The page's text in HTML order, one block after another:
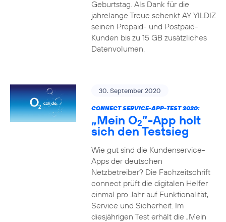
Geburtstag. Als Dank für die
jahrelange Treue schenkt AY YILDIZ
seinen Prepaid- und Postpaid-
Kunden bis zu 15 GB zusätzliches
Datenvolumen.
30. September 2020
CONNECT SERVICE-APP-TEST 2020:
„Mein O2”-App holt
sich den Testsieg
Wie gut sind die Kundenservice-
Apps der deutschen
Netzbetreiber? Die Fachzeitschrift
connect prüft die digitalen Helfer
einmal pro Jahr auf Funktionalität,
Service und Sicherheit. Im
diesjährigen Test erhält die „Mein